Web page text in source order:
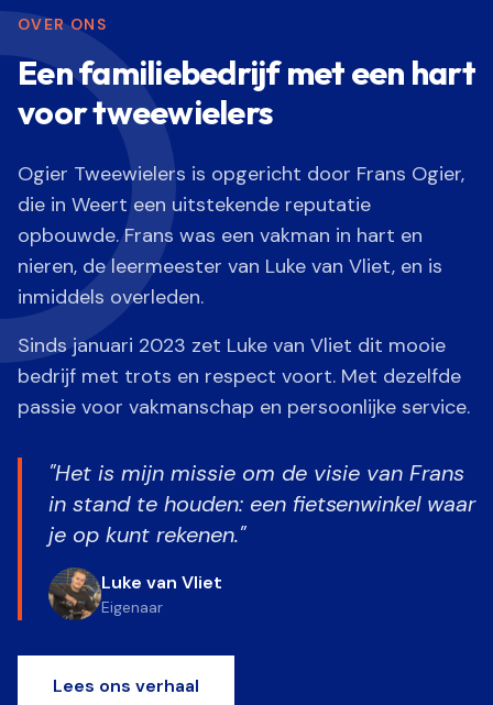
OVER ONS
Een familiebedrijf met een hart
voor tweewielers
Ogier Tweewielers is opgericht door Frans Ogier,
die in Weert een uitstekende reputatie
opbouwde. Frans was een vakman in hart en
nieren, de leermeester van Luke van Vliet, en is
inmiddels overleden.
Sinds januari 2023 zet Luke van Vliet dit mooie
bedrijf met trots en respect voort. Met dezelfde
passie voor vakmanschap en persoonlijke service.
"Het is mijn missie om de visie van Frans
in stand te houden: een fietsenwinkel waar
je op kunt rekenen."
Luke van Vliet
Eigenaar
Lees ons verhaal